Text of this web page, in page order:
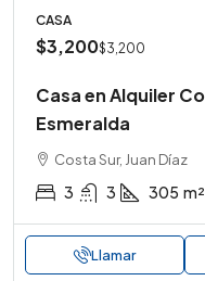
CASA
$3,200$3,200
Casa en Alquiler
Esmeralda
Costa Sur, Juan Díaz
3 3 305 m²
Llamar